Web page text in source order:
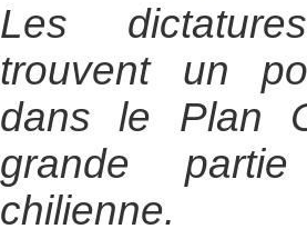
Les
trouvent un
dans le Plan
grande
chilienne.